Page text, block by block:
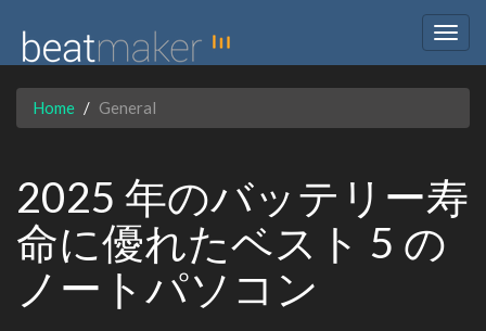
Home General
2025 年のバッテリー寿
命に優れたベスト 5 の
ノートパソコン